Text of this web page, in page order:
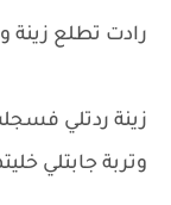
رادت تطلع زينة
زينة ردتلي
وتربة جابتلي